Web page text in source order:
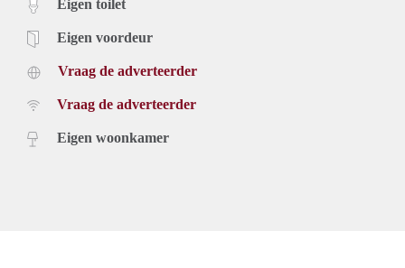
Eigen toilet
Eigen voordeur
Vraag de adverteerder
Vraag de adverteerder
Eigen woonkamer